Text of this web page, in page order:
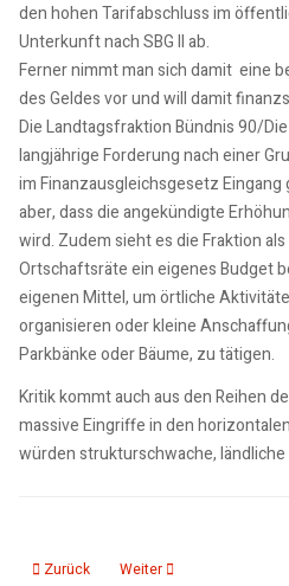
den hohen Tarifabschluss im
Unterkunft nach SBG II ab.
Ferner nimmt man sich damit eine
des Geldes vor und will damit
Die Landtagsfraktion Bündnis 90/
langjährige Forderung nach einer
im Finanzausgleichsgesetz
aber, dass die angekündigte
wird. Zudem sieht es die Fraktion
Ortschaftsräte ein eigenes Budget
eigenen Mittel, um örtliche
organisieren oder kleine
Parkbänke oder Bäume, zu tätigen.
Kritik kommt auch aus den Reihen
massive Eingriffe in den
würden strukturschwache,
Vorheriger Beitrag: 20 Jahre
Zurück Nächster Beitrag: Start
Weiter